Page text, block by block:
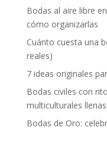
Bodas al aire libre
cómo organizarlas
Cuánto cuesta una
reales)
7 ideas originales
Bodas civiles con
multiculturales
Bodas de Oro: